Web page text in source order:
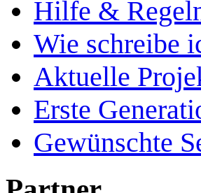
Hilfe &
Wie schreibe
Aktuelle
Erste
Gewünschte